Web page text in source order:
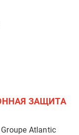
ЗАЩИТА
Atlantic